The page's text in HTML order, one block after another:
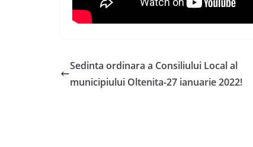
Sedinta ordinara a Consiliului Local al
municipiului Oltenita-27 ianuarie 2022!